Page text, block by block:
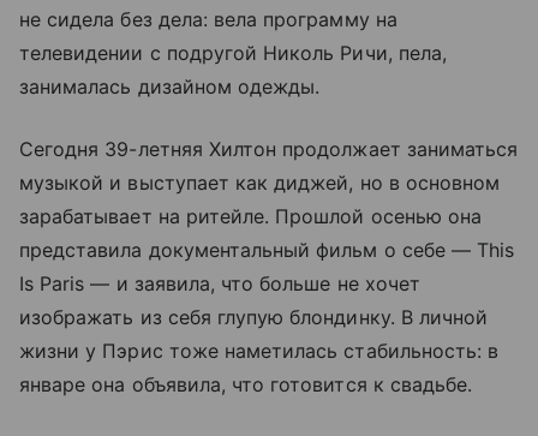
не сидела без дела: вела программу на
телевидении с подругой Николь Ричи, пела,
занималась дизайном одежды.
Сегодня 39-летняя Хилтон продолжает заниматься
музыкой и выступает как диджей, но в основном
зарабатывает на ритейле. Прошлой осенью она
представила документальный фильм о себе — This
Is Paris — и заявила, что больше не хочет
изображать из себя глупую блондинку. В личной
жизни у Пэрис тоже наметилась стабильность: в
январе она объявила, что готовится к свадьбе.